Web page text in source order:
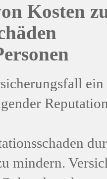
Kosten
mindern.